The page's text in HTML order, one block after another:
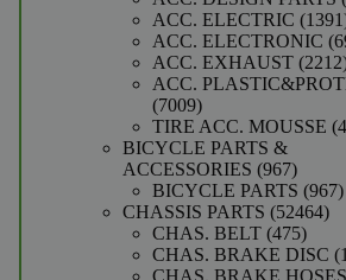
ACC. ELECTRIC 1391
ACC. ELECTRONIC
ACC. EXHAUST 2212
ACC.
70097009
producten
TIRE ACC. MOUSSE
BICYCLE PARTS &
ACCESSORIES 967967
BICYCLE PARTS 967
CHASSIS PARTS 52464
CHAS. BELT 475475
CHAS. BRAKE DISC
CHAS. BRAKE HOSES